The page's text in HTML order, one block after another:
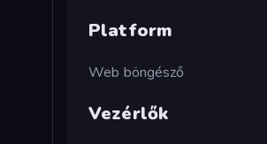
Platform
Web böngésző
Vezérlők